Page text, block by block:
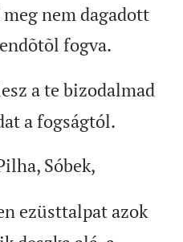
nem dagadott
fogva.
a te bizodalmad
a fogságtól.
Sóbek,
ezüsttalpat azok